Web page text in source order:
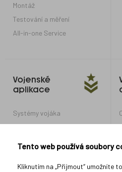
Montáž
Testování a měření
All-in-one Service
Vojenské
aplikace
Systémy vojáka
Optické systémy pro obrněná
Optické systémy pro další
Tento web používá soubory
Kliknutím na „Přijmout“ umožníte